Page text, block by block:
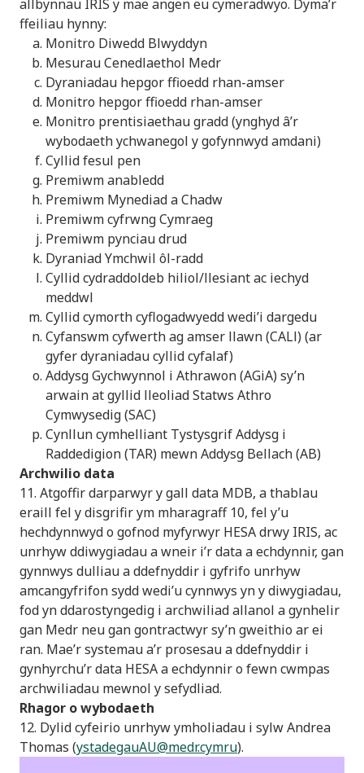
allbynnau IRIS y mae angen eu cymeradwyo. Dyma’r
ffeiliau hynny:
Monitro Diwedd Blwyddyn
Mesurau Cenedlaethol Medr
Dyraniadau hepgor ffioedd rhan-amser
Monitro hepgor ffioedd rhan-amser
Monitro prentisiaethau gradd (ynghyd â’r
wybodaeth ychwanegol y gofynnwyd amdani)
Cyllid fesul pen
Premiwm anabledd
Premiwm Mynediad a Chadw
Premiwm cyfrwng Cymraeg
Premiwm pynciau drud
Dyraniad Ymchwil ôl-radd
Cyllid cydraddoldeb hiliol/llesiant ac iechyd
meddwl
Cyllid cymorth cyflogadwyedd wedi’i dargedu
Cyfanswm cyfwerth ag amser llawn (CALl) (ar
gyfer dyraniadau cyllid cyfalaf)
Addysg Gychwynnol i Athrawon (AGiA) sy’n
arwain at gyllid lleoliad Statws Athro
Cymwysedig (SAC)
Cynllun cymhelliant Tystysgrif Addysg i
Raddedigion (TAR) mewn Addysg Bellach (AB)
Archwilio data
11. Atgoffir darparwyr y gall data MDB, a thablau
eraill fel y disgrifir ym mharagraff 10, fel y’u
hechdynnwyd o gofnod myfyrwyr HESA drwy IRIS, ac
unrhyw ddiwygiadau a wneir i’r data a echdynnir, gan
gynnwys dulliau a ddefnyddir i gyfrifo unrhyw
amcangyfrifon sydd wedi’u cynnwys yn y diwygiadau,
fod yn ddarostyngedig i archwiliad allanol a gynhelir
gan Medr neu gan gontractwyr sy’n gweithio ar ei
ran. Mae’r systemau a’r prosesau a ddefnyddir i
gynhyrchu’r data HESA a echdynnir o fewn cwmpas
archwiliadau mewnol y sefydliad.
Rhagor o wybodaeth
12. Dylid cyfeirio unrhyw ymholiadau i sylw Andrea
Thomas (ystadegauAU@medr.cymru).